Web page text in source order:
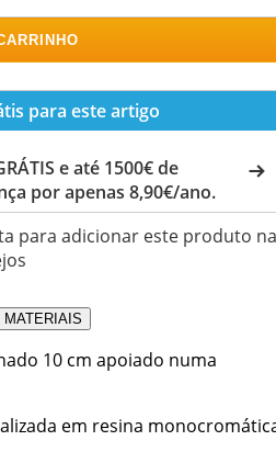
para este artigo
e até 1500€ de
por apenas 8,90€/ano.
para adicionar este produto na
MATERIAIS
10 cm apoiado numa
em resina